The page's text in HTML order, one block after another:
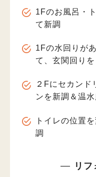
1Fのお風呂・
て新調
1Fの水回りが
て、玄関回り
２Fにセカンド
ンを新調＆温
トイレの位置
調
リ